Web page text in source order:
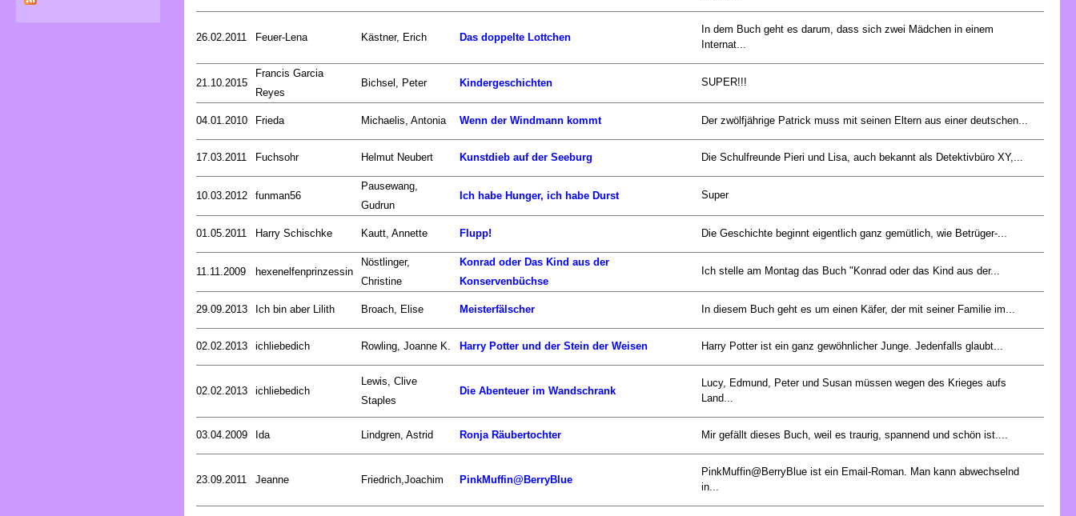
26.02.2011 Feuer-Lena Kästner, Erich Das doppelte Lottchen
In dem Buch geht es darum, dass sich zwei Mädchen in einem
Internat...
21.10.2015
Francis Garcia
Reyes
Bichsel, Peter Kindergeschichten SUPER!!!
04.01.2010 Frieda Michaelis, Antonia Wenn der Windmann kommt Der zwölfjährige Patrick muss mit seinen Eltern aus einer deutschen...
17.03.2011 Fuchsohr Helmut Neubert Kunstdieb auf der Seeburg Die Schulfreunde Pieri und Lisa, auch bekannt als Detektivbüro XY,...
10.03.2012 funman56
Pausewang,
Gudrun
Ich habe Hunger, ich habe Durst Super
01.05.2011 Harry Schischke Kautt, Annette Flupp! Die Geschichte beginnt eigentlich ganz gemütlich, wie Betrüger-...
11.11.2009 hexenelfenprinzessin
Nöstlinger,
Christine
Konrad oder Das Kind aus der
Konservenbüchse
Ich stelle am Montag das Buch "Konrad oder das Kind aus der...
29.09.2013 Ich bin aber Lilith Broach, Elise Meisterfälscher In diesem Buch geht es um einen Käfer, der mit seiner Familie im...
02.02.2013 ichliebedich Rowling, Joanne K. Harry Potter und der Stein der Weisen Harry Potter ist ein ganz gewöhnlicher Junge. Jedenfalls glaubt...
02.02.2013 ichliebedich
Lewis, Clive
Staples
Die Abenteuer im Wandschrank
Lucy, Edmund, Peter und Susan müssen wegen des Krieges aufs
Land...
03.04.2009 Ida Lindgren, Astrid Ronja Räubertochter Mir gefällt dieses Buch, weil es traurig, spannend und schön ist....
23.09.2011 Jeanne Friedrich,Joachim PinkMuffin@BerryBlue
PinkMuffin@BerryBlue ist ein Email-Roman. Man kann abwechselnd
in...